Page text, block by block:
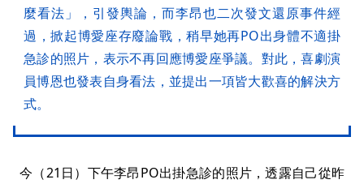
麼看法」，引發輿論，而李昂也二次發文還原事件經
過，掀起博愛座存廢論戰，稍早她再PO出身體不適掛
急診的照片，表示不再回應博愛座爭議。對此，喜劇演
員博恩也發表自身看法，並提出一項皆大歡喜的解決方
式。
今（21日）下午李昂PO出掛急診的照片，透露自己從昨